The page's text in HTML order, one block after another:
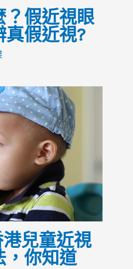
？假近視眼
真假近視?
兒童近視
，你知道